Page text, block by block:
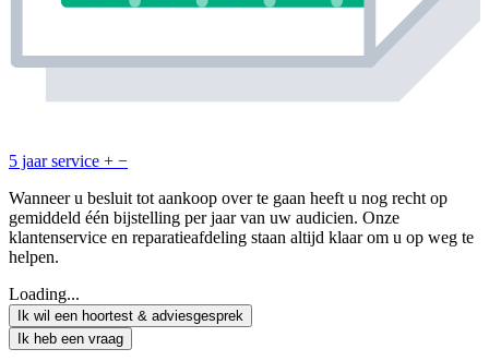
5 jaar service + −
Wanneer u besluit tot aankoop over te gaan heeft u nog recht op
gemiddeld één bijstelling per jaar van uw audicien. Onze
klantenservice en reparatieafdeling staan altijd klaar om u op weg te
helpen.
Loading...
Ik wil een hoortest & adviesgesprek
Ik heb een vraag